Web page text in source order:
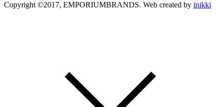
Copyright ©2017, EMPORIUMBRANDS. Web created by inikki